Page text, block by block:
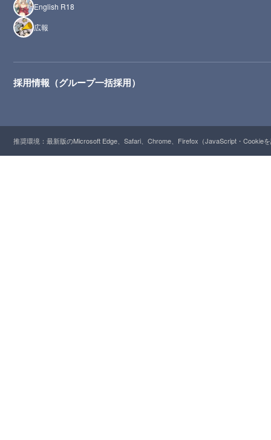
English R18
広報
採用情報（グループ一括採用）
推奨環境：最新版のMicrosoft Edge、Safari、Chrome、Firefox（JavaScript・Cookie